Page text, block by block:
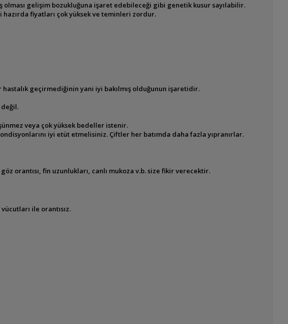
olması gelişim bozukluğuna işaret edebileceği gibi genetik kusur sayılabilir.
hazırda fiyatları çok yüksek ve teminleri zordur.
geçirmediğinin yani iyi bakılmış olduğunun işaretidir.
veya çok yüksek bedeller istenir.
iyi etüt etmelisiniz. Çiftler her batımda daha fazla yıpranırlar.
orantısı, fin uzunlukları, canlı mukoza v.b. size fikir verecektir.
ile orantısız.